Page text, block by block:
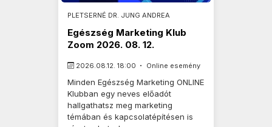
PLETSERNÉ DR. JUNG ANDREA
Egészség Marketing Klub
Zoom 2026. 08. 12.
2026.08.12. 18:00 Online esemény
Minden Egészség Marketing ONLINE
Klubban egy neves előadót
hallgathatsz meg marketing
témában és kapcsolatépítésen is